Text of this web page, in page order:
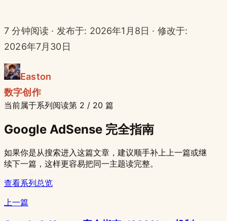
7 分钟阅读 · 发布于: 2026年1月8日 · 修改于:
2026年7月30日
Easton
数字创作
当前属于系列阅读第 2 / 20 篇
Google AdSense 完全指南
如果你是从搜索进入这篇文章，建议顺手补上上一篇或继
续下一篇，这样更容易把同一主题读完整。
查看系列总览
上一篇